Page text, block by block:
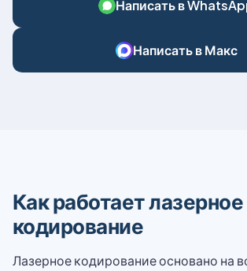
Написать в
Написать в Макс
Как работает лазерное
кодирование
Лазерное кодирование основано на